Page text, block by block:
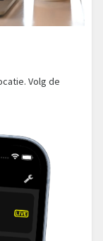
Volg de